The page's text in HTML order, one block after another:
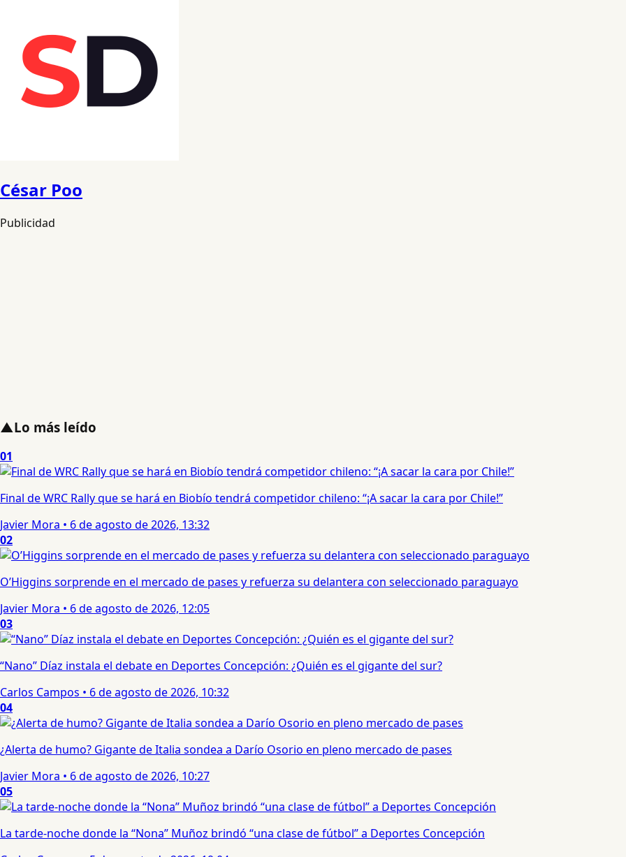
César Poo
Publicidad
▲Lo más leído
01
Final de WRC Rally que se hará en Biobío tendrá competidor chileno: “¡A sacar la cara por Chile!”
Javier Mora • 6 de agosto de 2026, 13:32
02
O’Higgins sorprende en el mercado de pases y refuerza su delantera con seleccionado paraguayo
Javier Mora • 6 de agosto de 2026, 12:05
03
“Nano” Díaz instala el debate en Deportes Concepción: ¿Quién es el gigante del sur?
Carlos Campos • 6 de agosto de 2026, 10:32
04
¿Alerta de humo? Gigante de Italia sondea a Darío Osorio en pleno mercado de pases
Javier Mora • 6 de agosto de 2026, 10:27
05
La tarde-noche donde la “Nona” Muñoz brindó “una clase de fútbol” a Deportes Concepción